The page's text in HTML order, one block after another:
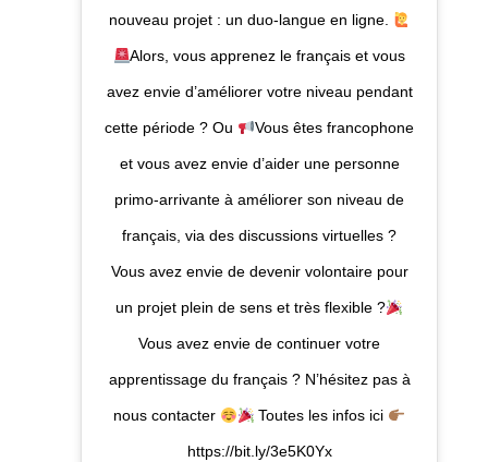
nouveau projet : un duo-langue en ligne.
Alors, vous apprenez le français et vous
avez envie d’améliorer votre niveau pendant
cette période ? Ou Vous êtes francophone
et vous avez envie d’aider une personne
primo-arrivante à améliorer son niveau de
français, via des discussions virtuelles ?
Vous avez envie de devenir volontaire pour
un projet plein de sens et très flexible ?
Vous avez envie de continuer votre
apprentissage du français ? N’hésitez pas à
nous contacter Toutes les infos ici
https://bit.ly/3e5K0Yx